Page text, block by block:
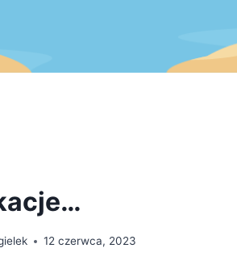
12 czerwca, 2023